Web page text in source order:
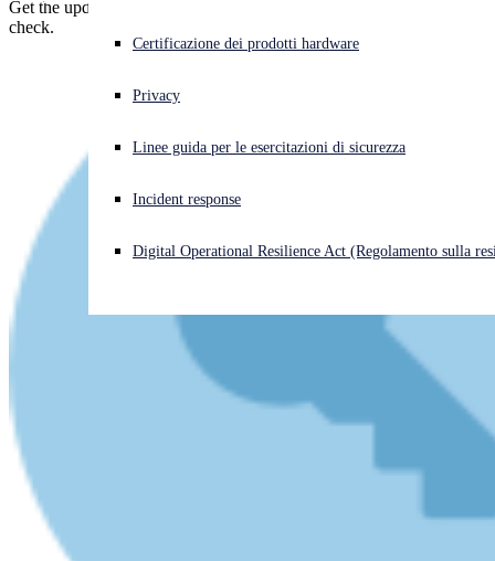
Cyberattacco in corso? Ottieni assistenza immediata
Open language switcher
Certificazione dei prodotti hardware
Privacy
Linee guida per le esercitazioni di sicurezza
Incident response
Digital Operational Resilience Act (Regolamento sulla
Get the update now... if it's available for your phone. Here's how to
check.